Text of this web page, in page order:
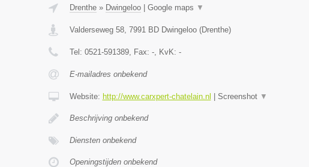
Drenthe» Dwingeloo| Google maps ▼
Valderseweg 58, 7991 BD Dwingeloo(Drenthe)
Tel: 0521-591389, Fax: -, KvK: -
E-mailadres onbekend
Website: http://www.carxpert-chatelain.nl Screenshot ▼
Beschrijving onbekend
Diensten onbekend
Openingstijden onbekend